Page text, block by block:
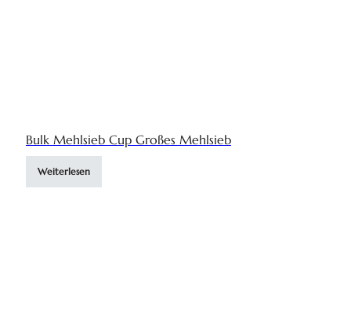
Bulk Mehlsieb Cup Großes Mehlsieb
Weiterlesen